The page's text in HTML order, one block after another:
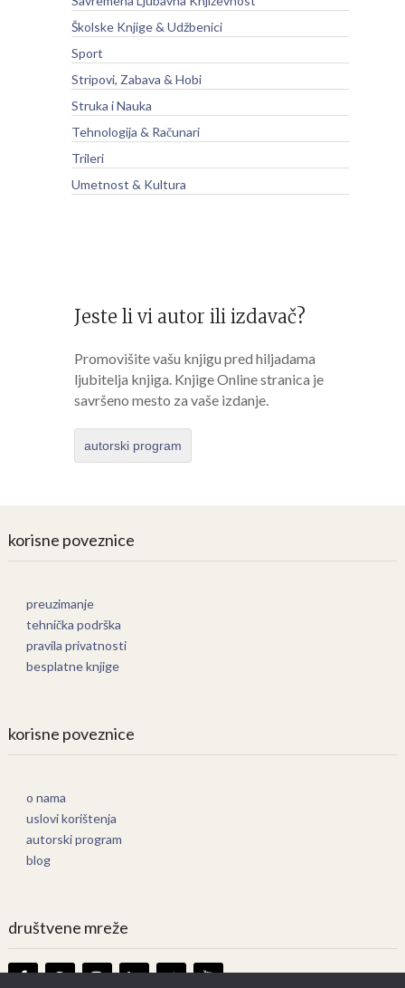
Školske Knjige & Udžbenici
Sport
Stripovi, Zabava & Hobi
Struka i Nauka
Tehnologija & Računari
Trileri
Umetnost & Kultura
Jeste li vi autor ili izdavač?
Promovišite vašu knjigu pred hiljadama
ljubitelja knjiga. Knjige Online stranica je
savršeno mesto za vaše izdanje.
autorski program
korisne poveznice
preuzimanje
tehnička podrška
pravila privatnosti
besplatne knjige
korisne poveznice
o nama
uslovi korištenja
autorski program
blog
društvene mreže